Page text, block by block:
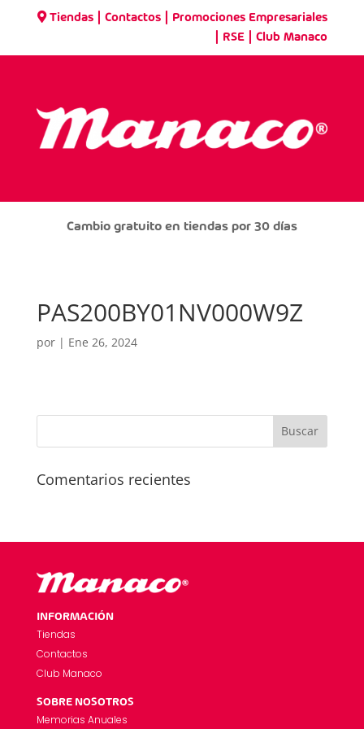
Tiendas |Contactos Promociones Empresariales
RSE |Club Manaco
Cambio gratuito en tiendas por 30 días
PAS200BY01NV000W9Z
por | Ene 26, 2024
Comentarios recientes
INFORMACIÓN
Tiendas
Contactos
Club Manaco
SOBRE NOSOTROS
Memorias Anuales